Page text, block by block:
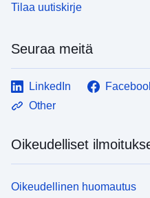
Tilaa uutiskirje
Seuraa meitä
LinkedIn
Other
Oikeudelliset
Oikeudellinen huomautus